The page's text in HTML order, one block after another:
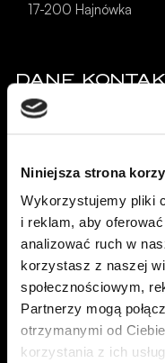
Niniejsza strona
Wykorzystujemy pliki
i reklam, aby
analizować ruch w
korzystasz z naszej
społecznościowym,
Partnerzy mogą
otrzymanymi od
korzystania z ich
17-200 Hajnówka
DANE
85 873 23 75, +48